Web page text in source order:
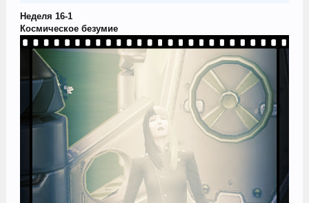
Неделя 16-1
Космическое безумие